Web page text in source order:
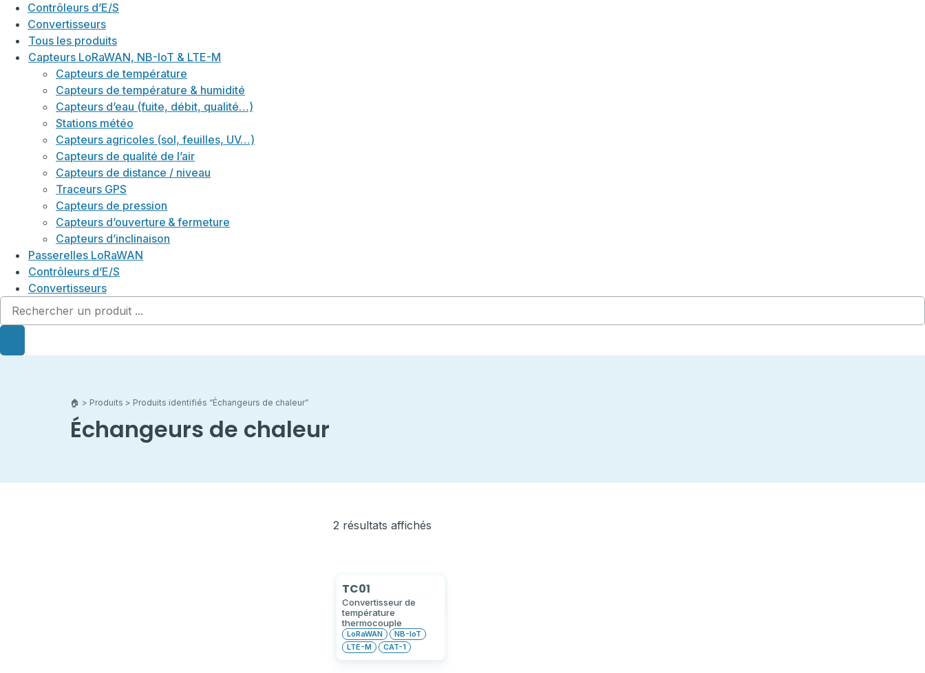
Contrôleurs d’E/S
Convertisseurs
Tous les produits
Capteurs LoRaWAN, NB-IoT & LTE-M
Capteurs de température
Capteurs de température & humidité
Capteurs d’eau (fuite, débit, qualité…)
Stations météo
Capteurs agricoles (sol, feuilles, UV…)
Capteurs de qualité de l’air
Capteurs de distance / niveau
Traceurs GPS
Capteurs de pression
Capteurs d’ouverture & fermeture
Capteurs d’inclinaison
Passerelles LoRaWAN
Contrôleurs d’E/S
Convertisseurs
🏠︎ > Produits > Produits identifiés “Échangeurs de chaleur”
Échangeurs de chaleur
2 résultats affichés
Convertisseur de
température
thermocouple
LoRaWAN
NB-IoT
LTE-M
CAT-1
TC01